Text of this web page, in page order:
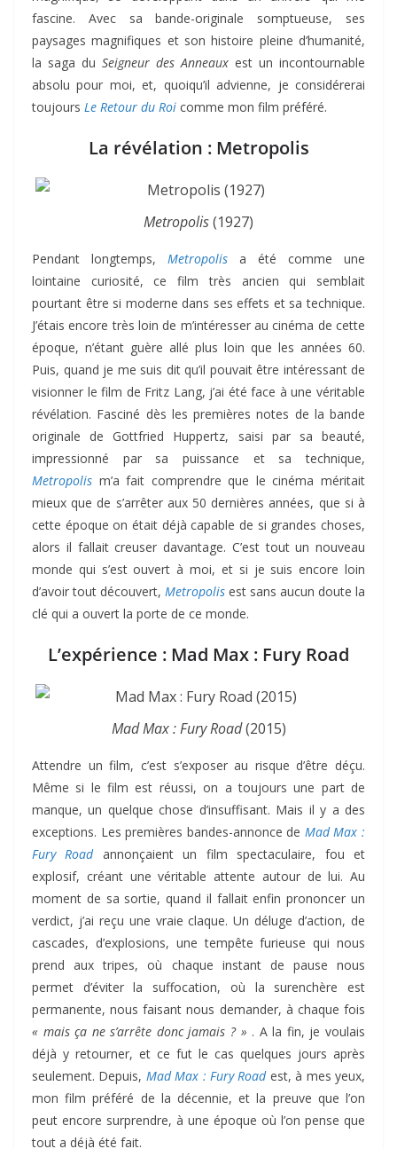
fascine. Avec sa bande-originale somptueuse, ses
paysages magnifiques et son histoire pleine d’humanité,
la saga du Seigneur des Anneaux est un incontournable
absolu pour moi, et, quoiqu’il advienne, je considérerai
toujours Le Retour du Roi comme mon film préféré.
La révélation : Metropolis
Metropolis(1927)
Pendant longtemps, Metropolis a été comme une
lointaine curiosité, ce film très ancien qui semblait
pourtant être si moderne dans ses effets et sa technique.
J’étais encore très loin de m’intéresser au cinéma de cette
époque, n’étant guère allé plus loin que les années 60.
Puis, quand je me suis dit qu’il pouvait être intéressant de
visionner le film de Fritz Lang, j’ai été face à une véritable
révélation. Fasciné dès les premières notes de la bande
originale de Gottfried Huppertz, saisi par sa beauté,
impressionné par sa puissance et sa technique,
Metropolis m’a fait comprendre que le cinéma méritait
mieux que de s’arrêter aux 50 dernières années, que si à
cette époque on était déjà capable de si grandes choses,
alors il fallait creuser davantage. C’est tout un nouveau
monde qui s’est ouvert à moi, et si je suis encore loin
d’avoir tout découvert, Metropolis est sans aucun doute la
clé qui a ouvert la porte de ce monde.
L’expérience : Mad Max : Fury Road
Mad Max : Fury Road(2015)
Attendre un film, c’est s’exposer au risque d’être déçu.
Même si le film est réussi, on a toujours une part de
manque, un quelque chose d’insuffisant. Mais il y a des
exceptions. Les premières bandes-annonce de Mad Max :
Fury Roadannonçaient un film spectaculaire, fou et
explosif, créant une véritable attente autour de lui. Au
moment de sa sortie, quand il fallait enfin prononcer un
verdict, j’ai reçu une vraie claque. Un déluge d’action, de
cascades, d’explosions, une tempête furieuse qui nous
prend aux tripes, où chaque instant de pause nous
permet d’éviter la suffocation, où la surenchère est
permanente, nous faisant nous demander, à chaque fois
« mais ça ne s’arrête donc jamais ? » . A la fin, je voulais
déjà y retourner, et ce fut le cas quelques jours après
seulement. Depuis, Mad Max : Fury Roadest, à mes yeux,
mon film préféré de la décennie, et la preuve que l’on
peut encore surprendre, à une époque où l’on pense que
tout a déjà été fait.